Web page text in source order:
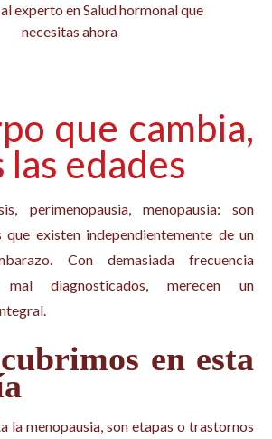
experto en Salud hormonal que
necesitas ahora
que cambia,
las edades
perimenopausia, menopausia: son
que existen independientemente de un
Con demasiada frecuencia
diagnosticados, merecen un
en esta
la menopausia, son etapas o trastornos